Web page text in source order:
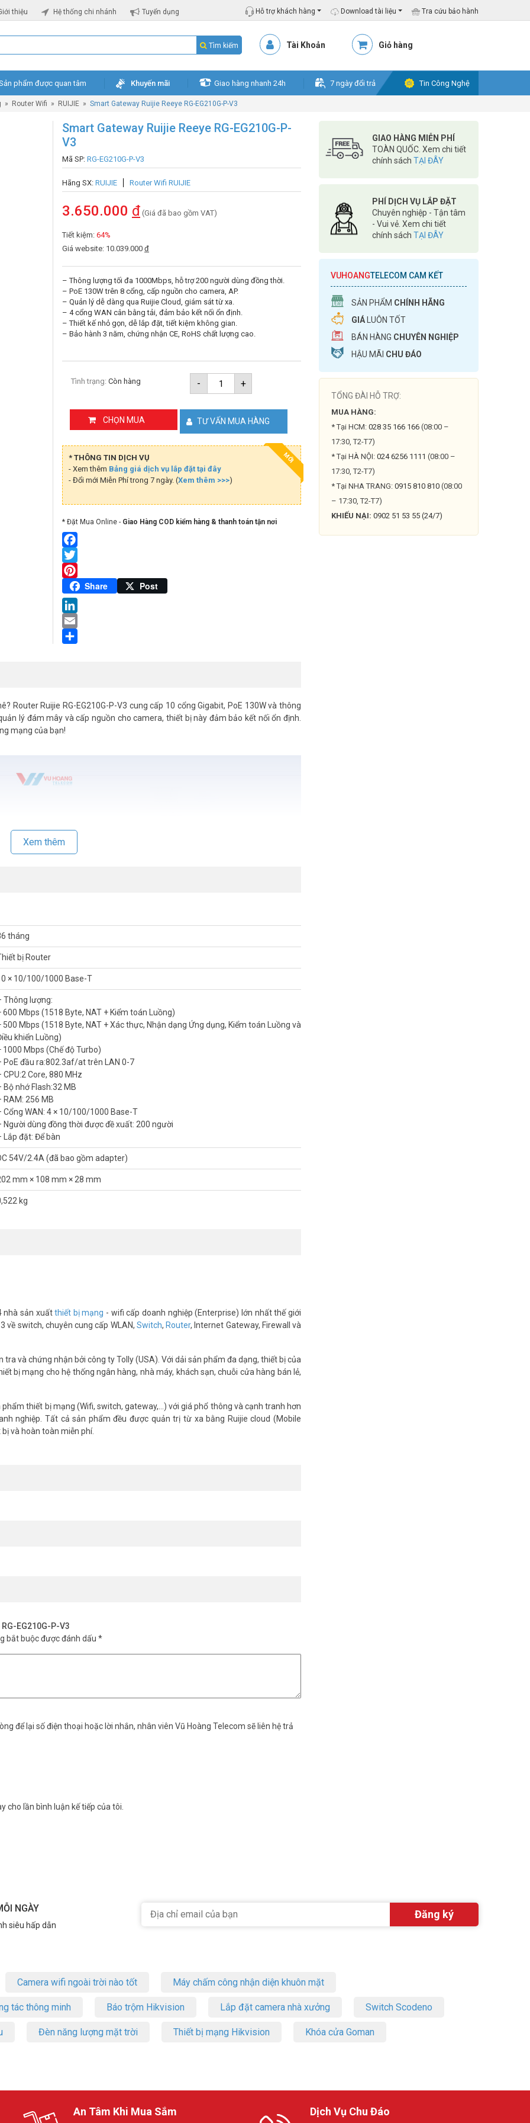
thiệu Hệ thống chi nhánh Tuyển dụng Hỗ trợ khách hàng Download tài liệu Tra cứu bảo hành
Tìm kiếm Tài Khoản Giỏ hàng
phẩm được quan tâm Khuyến mãi Giao hàng nhanh 24h 7 ngày đổi trả Tin Công Nghệ
» Router Wifi » RUIJIE » Smart Gateway Ruijie Reeye RG-EG210G-P-V3
Smart Gateway Ruijie Reeye RG-EG210G-P-
V3
Mã SP: RG-EG210G-P-V3
Hãng SX: RUIJIE Router Wifi RUIJIE
3.650.000 đ (Giá đã bao gồm VAT)
Tiết kiệm: 64%
Giá website: 10.039.000 đ
– Thông lượng tối đa 1000Mbps, hỗ trợ 200 người dùng đồng thời.
– PoE 130W trên 8 cổng, cấp nguồn cho camera, AP.
– Quản lý dễ dàng qua Ruijie Cloud, giám sát từ xa.
– 4 cổng WAN cân bằng tải, đảm bảo kết nối ổn định.
– Thiết kế nhỏ gọn, dễ lắp đặt, tiết kiệm không gian.
– Bảo hành 3 năm, chứng nhận CE, RoHS chất lượng cao.
-
Smart
Gateway
Ruijie
RG-
EG210G-
P-
V3
+
Tình trạng: Còn hàng
CHỌN MUA TƯ VẤN MUA HÀNG
MỚI
* THÔNG TIN DỊCH VỤ
- Xem thêm Bảng giá dịch vụ lắp đặt tại đây
- Đổi mới Miễn Phí trong 7 ngày. (Xem thêm >>>)
* Đặt Mua Online - Giao Hàng COD kiểm hàng & thanh toán tận nơi
Facebook
Twitter
Pinterest
Share Post
LinkedIn
Email
Router Ruijie RG-EG210G-P-V3 cung cấp 10 cổng Gigabit, PoE 130W và thông
lý đám mây và cấp nguồn cho camera, thiết bị này đảm bảo kết nối ổn định.
mạng của bạn!
EG210G-P-V3
8 cổng LAN, cung cấp công suất 130W. Thiết bị cấp nguồn trực tiếp cho camera
dây nguồn.
ở chế độ Turbo. Hỗ trợ 200 người dùng đồng thời, đảm bảo kết nối mượt mà.
Cấu hình đơn giản, giám sát dễ dàng, ngay cả với người không chuyên. Tìm
và duy trì kết nối ổn định. Khi một đường truyền gặp sự cố, hệ thống tự động
dễ đặt trên bàn. Hoạt động ổn định ở nhiệt độ 0°C đến 40°C. Chứng nhận CE,
EG210G-P-V3
phù hợp văn phòng 20-30 nhân viên. PoE cấp nguồn cho camera, giảm chi phí
Xem thêm
tháng
bị Router
× 10/100/1000 Base-T
Thông lượng:
600 Mbps (1518 Byte, NAT + Kiểm toán Luồng)
500 Mbps (1518 Byte, NAT + Xác thực, Nhận dạng Ứng dụng, Kiểm toán Luồng và
khiển Luồng)
1000 Mbps (Chế độ Turbo)
PoE đầu ra:802.3af/at trên LAN 0-7
CPU:2 Core, 880 MHz
Bộ nhớ Flash:32 MB
RAM: 256 MB
Cổng WAN: 4 × 10/100/1000 Base-T
Người dùng đồng thời được đề xuất: 200 người
Lắp đặt: Để bàn
54V/2.4A (đã bao gồm adapter)
mm × 108 mm × 28 mm
kg
nhà sản xuấtthiết bị mạng - wifi cấp doanh nghiệp (Enterprise) lớn nhất thế giới
về switch, chuyên cung cấp WLAN, Switch,Router, Internet Gateway, Firewall và
và chứng nhận bởi công ty Tolly (USA). Với dải sản phẩm đa dạng, thiết bị của
bị mạng cho hệ thống ngân hàng, nhà máy, khách sạn, chuỗi cửa hàng bán lẻ,
thiết bị mạng (Wifi, switch, gateway,...) với giá phổ thông và cạnh tranh hơn
nghiệp. Tất cả sản phẩm đều được quản trị từ xa bằng Ruijie cloud (Mobile
và hoàn toàn miễn phí.
EG210G-P-V3
bắt buộc được đánh dấu *
để lại số điện thoại hoặc lời nhắn, nhân viên Vũ Hoàng Telecom sẽ liên hệ trả
cho lần bình luận kế tiếp của tôi.
GIAO HÀNG MIỄN PHÍ
TOÀN QUỐC. Xem chi tiết
chính sách TẠI ĐÂY
PHÍ DỊCH VỤ LẮP ĐẶT
Chuyên nghiệp - Tận tâm
- Vui vẻ. Xem chi tiết
chính sách TẠI ĐÂY
VUHOANGTELECOM CAM KẾT
SẢN PHẨM CHÍNH HÃNG
GIÁ LUÔN TỐT
BÁN HÀNG CHUYÊN NGHIỆP
HẬU MÃI CHU ĐÁO
TỔNG ĐÀI HỖ TRỢ:
MUA HÀNG:
* Tại HCM: 028 35 166 166 (08:00 –
17:30, T2-T7)
* Tại HÀ NỘI: 024 6256 1111 (08:00 –
17:30, T2-T7)
* Tại NHA TRANG: 0915 810 810 (08:00
– 17:30, T2-T7)
KHIẾU NẠI: 0902 51 53 55 (24/7)
NGÀY
siêu hấp dẫn
Camera wifi ngoài trời nào tốt Máy chấm công nhận diện khuôn mặt
tác thông minh Báo trộm Hikvision Lắp đặt camera nhà xưởng Switch Scodeno
Đèn năng lượng mặt trời Thiết bị mạng Hikvision Khóa cửa Goman
An Tâm Khi Mua Sắm Dịch Vụ Chu Đáo